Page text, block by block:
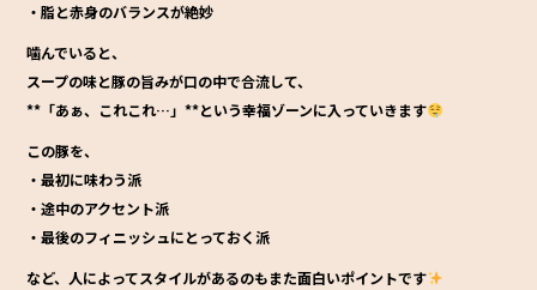
・脂と赤身のバランスが絶妙
噛んでいると、
スープの味と豚の旨みが口の中で合流して、
**「あぁ、これこれ…」**という幸福ゾーンに入っていきます
この豚を、
・最初に味わう派
・途中のアクセント派
・最後のフィニッシュにとっておく派
など、人によってスタイルがあるのもまた面白いポイントです